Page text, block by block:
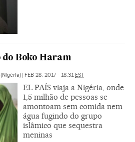
Boko Haram
| FEB 28, 2017 - 18:31EST
EL PAÍS viaja a Nigéria, onde
1,5 milhão de pessoas se
amontoam sem comida nem
água fugindo do grupo
islâmico que sequestra
meninas